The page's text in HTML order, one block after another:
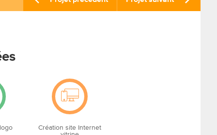
Création site Internet